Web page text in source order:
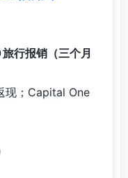
行报销（三个月
现；Capital One